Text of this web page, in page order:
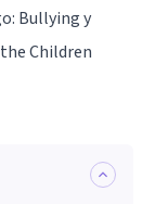
Bullying y
Children